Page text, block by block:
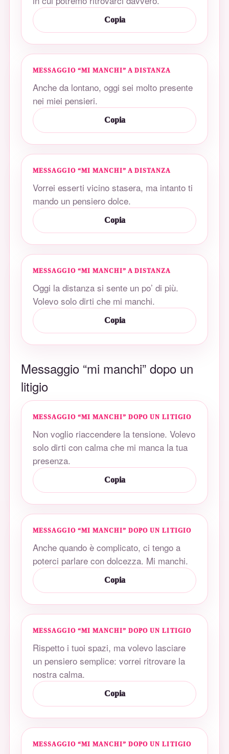
Copia
MESSAGGIO “MI MANCHI” A DISTANZA
Anche da lontano, oggi sei molto presente
nei miei pensieri.
Copia
MESSAGGIO “MI MANCHI” A DISTANZA
Vorrei esserti vicino stasera, ma intanto ti
mando un pensiero dolce.
Copia
MESSAGGIO “MI MANCHI” A DISTANZA
Oggi la distanza si sente un po’ di più.
Volevo solo dirti che mi manchi.
Copia
Messaggio “mi manchi” dopo un
litigio
MESSAGGIO “MI MANCHI” DOPO UN LITIGIO
Non voglio riaccendere la tensione. Volevo
solo dirti con calma che mi manca la tua
presenza.
Copia
MESSAGGIO “MI MANCHI” DOPO UN LITIGIO
Anche quando è complicato, ci tengo a
poterci parlare con dolcezza. Mi manchi.
Copia
MESSAGGIO “MI MANCHI” DOPO UN LITIGIO
Rispetto i tuoi spazi, ma volevo lasciare
un pensiero semplice: vorrei ritrovare la
nostra calma.
Copia
MESSAGGIO “MI MANCHI” DOPO UN LITIGIO